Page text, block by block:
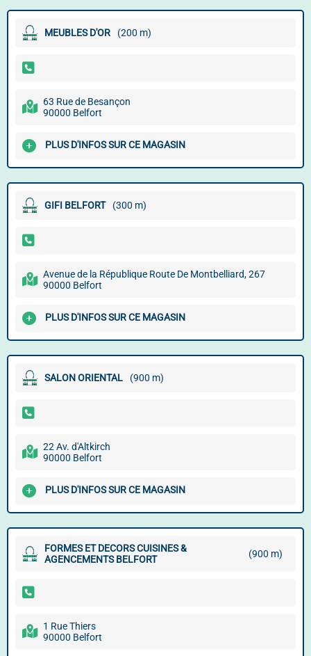
MEUBLES D'OR (200 m)
63 Rue de Besançon
90000 Belfort
PLUS D'INFOS SUR CE MAGASIN
GIFI BELFORT (300 m)
Avenue de la République Route De Montbelliard, 267
90000 Belfort
PLUS D'INFOS SUR CE MAGASIN
SALON ORIENTAL (900 m)
22 Av. d'Altkirch
90000 Belfort
PLUS D'INFOS SUR CE MAGASIN
FORMES ET DECORS CUISINES &
AGENCEMENTS BELFORT
(900 m)
1 Rue Thiers
90000 Belfort